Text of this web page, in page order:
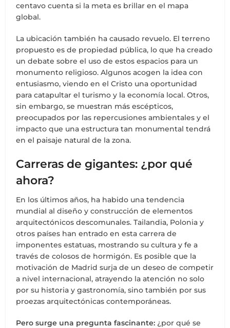
centavo cuenta si la meta es brillar en el mapa
global.
La ubicación también ha causado revuelo. El terreno
propuesto es de propiedad pública, lo que ha creado
un debate sobre el uso de estos espacios para un
monumento religioso. Algunos acogen la idea con
entusiasmo, viendo en el Cristo una oportunidad
para catapultar el turismo y la economía local. Otros,
sin embargo, se muestran más escépticos,
preocupados por las repercusiones ambientales y el
impacto que una estructura tan monumental tendrá
en el paisaje natural de la zona.
Carreras de gigantes: ¿por qué
ahora?
En los últimos años, ha habido una tendencia
mundial al diseño y construcción de elementos
arquitectónicos descomunales. Tailandia, Polonia y
otros países han entrado en esta carrera de
imponentes estatuas, mostrando su cultura y fe a
través de colosos de hormigón. Es posible que la
motivación de Madrid surja de un deseo de competir
a nivel internacional, atrayendo la atención no solo
por su historia y gastronomía, sino también por sus
proezas arquitectónicas contemporáneas.
Pero surge una pregunta fascinante: ¿por qué se